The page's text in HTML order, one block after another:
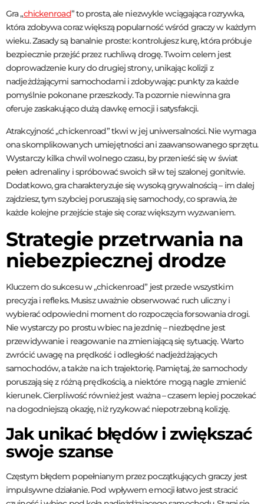
Gra „chickenroad” to prosta, ale niezwykle wciągająca rozrywka,
która zdobywa coraz większą popularność wśród graczy w każdym
wieku. Zasady są banalnie proste: kontrolujesz kurę, która próbuje
bezpiecznie przejść przez ruchliwą drogę. Twoim celem jest
doprowadzenie kury do drugiej strony, unikając kolizji z
nadjeżdżającymi samochodami i zdobywając punkty za każde
pomyślnie pokonane przeszkody. Ta pozornie niewinna gra
oferuje zaskakująco dużą dawkę emocji i satysfakcji.
Atrakcyjność „chickenroad” tkwi w jej uniwersalności. Nie wymaga
ona skomplikowanych umiejętności ani zaawansowanego sprzętu.
Wystarczy kilka chwil wolnego czasu, by przenieść się w świat
pełen adrenaliny i spróbować swoich sił w tej szalonej gonitwie.
Dodatkowo, gra charakteryzuje się wysoką grywalnością – im dalej
zajdziesz, tym szybciej poruszają się samochody, co sprawia, że
każde kolejne przejście staje się coraz większym wyzwaniem.
Strategie przetrwania na
niebezpiecznej drodze
Kluczem do sukcesu w „chickenroad” jest przede wszystkim
precyzja i refleks. Musisz uważnie obserwować ruch uliczny i
wybierać odpowiedni moment do rozpoczęcia forsowania drogi.
Nie wystarczy po prostu wbiec na jezdnię – niezbędne jest
przewidywanie i reagowanie na zmieniającą się sytuację. Warto
zwrócić uwagę na prędkość i odległość nadjeżdżających
samochodów, a także na ich trajektorię. Pamiętaj, że samochody
poruszają się z różną prędkością, a niektóre mogą nagle zmienić
kierunek. Cierpliwość również jest ważna – czasem lepiej poczekać
na dogodniejszą okazję, niż ryzykować niepotrzebną kolizję.
Jak unikać błędów i zwiększać
swoje szanse
Częstym błędem popełnianym przez początkujących graczy jest
impulsywne działanie. Pod wpływem emocji łatwo jest stracić